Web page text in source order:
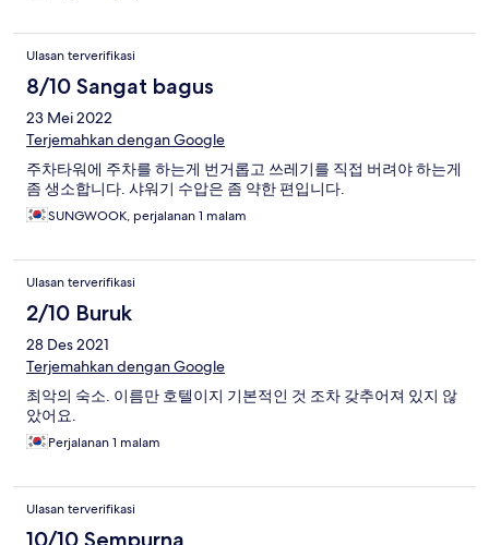
Ulasan terverifikasi
8/10 Sangat bagus
23 Mei 2022
Terjemahkan dengan Google
주차타워에 주차를 하는게 번거롭고 쓰레기를 직접 버려야 하는게
좀 생소합니다. 샤워기 수압은 좀 약한 편입니다.
SUNGWOOK, perjalanan 1 malam
Ulasan terverifikasi
2/10 Buruk
28 Des 2021
Terjemahkan dengan Google
최악의 숙소. 이름만 호텔이지 기본적인 것 조차 갖추어져 있지 않
았어요.
Perjalanan 1 malam
Ulasan terverifikasi